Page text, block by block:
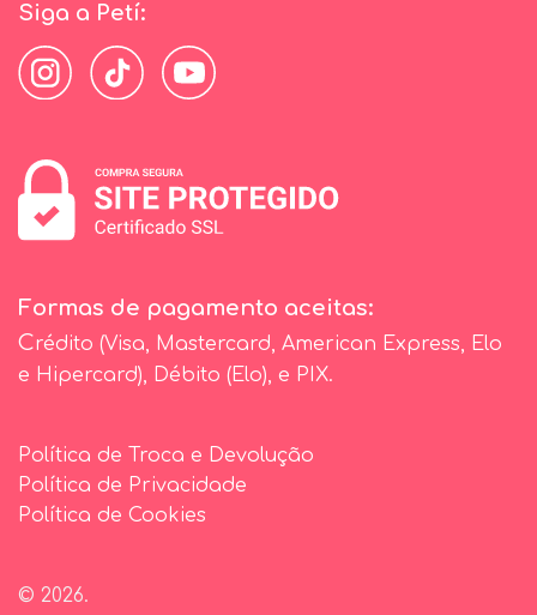
Siga a Petí:
Formas de pagamento aceitas:
Crédito (Visa, Mastercard, American Express, Elo
e Hipercard), Débito (Elo), e PIX.
© 2026.
Política de Troca e Devolução
Política de Privacidade
Política de Cookies